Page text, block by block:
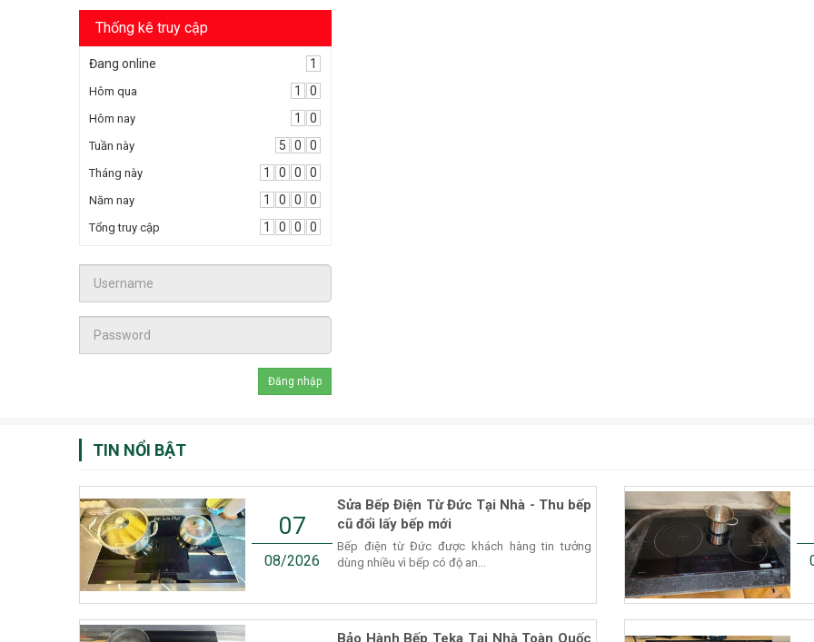
Thống kê truy cập
Đang online 1
Hôm qua 1 0
Hôm nay 1 0
Tuần này 5 0 0
Tháng này 1 0 0 0
Năm nay 1 0 0 0
Tổng truy cập 1 0 0 0
TIN NỔI BẬT
07
08/2026
Sửa Bếp Điện Từ Đức Tại Nhà - Thu bếp
cũ đổi lấy bếp mới
Bếp điện từ Đức được khách hàng tin tưởng
dùng nhiều vì bếp có độ an...
Bảo Hành Bếp Teka Tại Nhà Toàn Quốc